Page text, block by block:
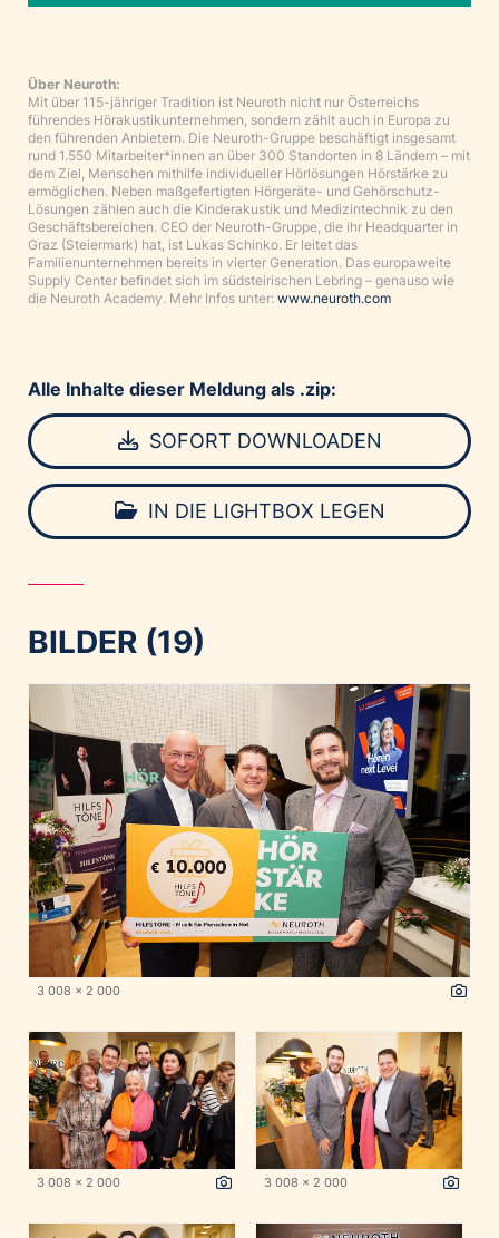
Über Neuroth:
Mit über 115-jähriger Tradition ist Neuroth nicht nur Österreichs
führendes Hörakustikunternehmen, sondern zählt auch in Europa zu
den führenden Anbietern. Die Neuroth-Gruppe beschäftigt insgesamt
rund 1.550 Mitarbeiter*innen an über 300 Standorten in 8 Ländern – mit
dem Ziel, Menschen mithilfe individueller Hörlösungen Hörstärke zu
ermöglichen. Neben maßgefertigten Hörgeräte- und Gehörschutz-
Lösungen zählen auch die Kinderakustik und Medizintechnik zu den
Geschäftsbereichen. CEO der Neuroth-Gruppe, die ihr Headquarter in
Graz (Steiermark) hat, ist Lukas Schinko. Er leitet das
Familienunternehmen bereits in vierter Generation. Das europaweite
Supply Center befindet sich im südsteirischen Lebring – genauso wie
die Neuroth Academy. Mehr Infos unter: www.neuroth.com
Alle Inhalte dieser Meldung als .zip:
SOFORT DOWNLOADEN
IN DIE LIGHTBOX LEGEN
BILDER (19)
3 008 x 2 000
3 008 x 2 000 3 008 x 2 000